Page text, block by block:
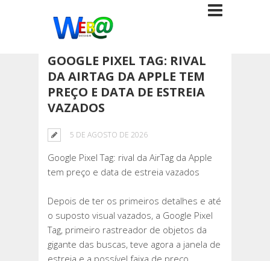
GOOGLE PIXEL TAG: RIVAL
DA AIRTAG DA APPLE TEM
PREÇO E DATA DE ESTREIA
VAZADOS
5 DE AGOSTO DE 2026
Google Pixel Tag: rival da AirTag da Apple
tem preço e data de estreia vazados
Depois de ter os primeiros detalhes e até
o suposto visual vazados, a Google Pixel
Tag, primeiro rastreador de objetos da
gigante das buscas, teve agora a janela de
estreia e a possível faixa de preço